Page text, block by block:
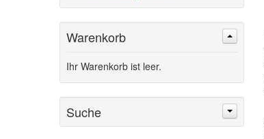
Warenkorb
Ihr Warenkorb ist leer.
Suche